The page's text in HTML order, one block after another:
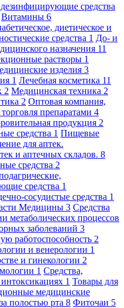
средства
Витамины 6
диетическое и
средства 1 До- и
назначения 11
растворы 1
изделия 3
1 Лечебная косметика 11
2 Медицинская техника 2
2 Оптовая компания,
препаратами 4
продукция 2
средства 1 Пищевые
для аптек.
и аптечных складов. 8
средства 2
средства 1
сосудистые средства 1
Медицины 3 Средства
метаболических процессов
заболеваний 3
работоспособность 2
и венерологии 1
и гинекологии 2
1 Средства,
1 Товары для
медицинские
полостью рта 8 Фиточаи 5